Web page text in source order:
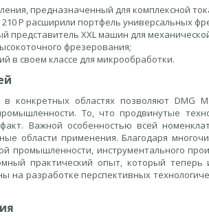
предназначенный для комплексной
210 P расширили портфель универсальных
представитель XXL машин для
фрезерования;
в своем классе для микрообработки.
конкретных областях позволяют DMG
То, что продвинутые
Важной особенностью всей
области применения. Благодаря
промышленности, инструментального
практический опыт, который
на разработке перспективных